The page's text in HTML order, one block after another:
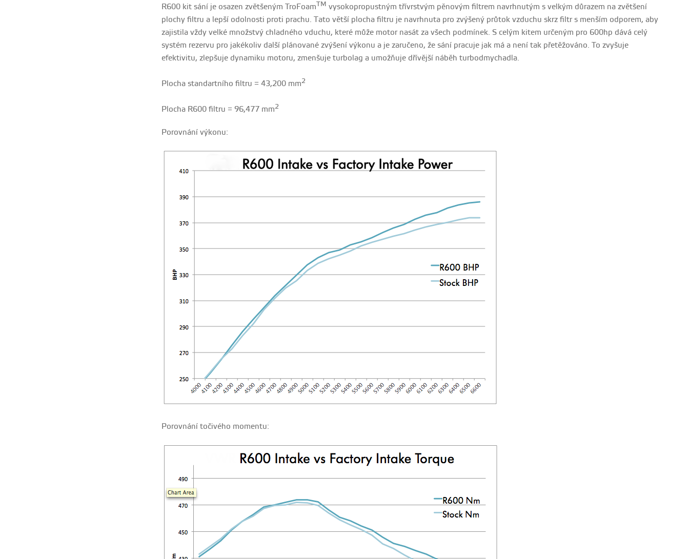
R600 kit sání je osazen zvětšeným TroFoamTM vysokopropustným třívrstvým pěnovým filtrem navrhnutým s velkým důrazem na zvětšení
plochy filtru a lepší odolnosti proti prachu. Tato větší plocha filtru je navrhnuta pro zvýšený průtok vzduchu skrz filtr s menším odporem, aby
zajistila vždy velké množstvý chladného vduchu, které může motor nasát za všech podmínek. S celým kitem určeným pro 600hp dává celý
systém rezervu pro jakékoliv další plánované zvýšení výkonu a je zaručeno, že sání pracuje jak má a není tak přetěžováno. To zvyšuje
efektivitu, zlepšuje dynamiku motoru, zmenšuje turbolag a umožňuje dřívější náběh turbodmychadla.
Plocha standartního filtru = 43,200 mm2
Plocha R600 filtru = 96,477 mm2
Porovnání výkonu:
Porovnání točivého momentu: